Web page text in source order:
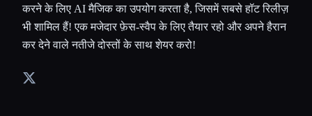
करने के लिए AI मैजिक का उपयोग करता है, जिसमें सबसे हॉट रिलीज़
भी शामिल हैं! एक मजेदार फ़ेस-स्वैप के लिए तैयार रहो और अपने हैरान
कर देने वाले नतीजे दोस्तों के साथ शेयर करो!